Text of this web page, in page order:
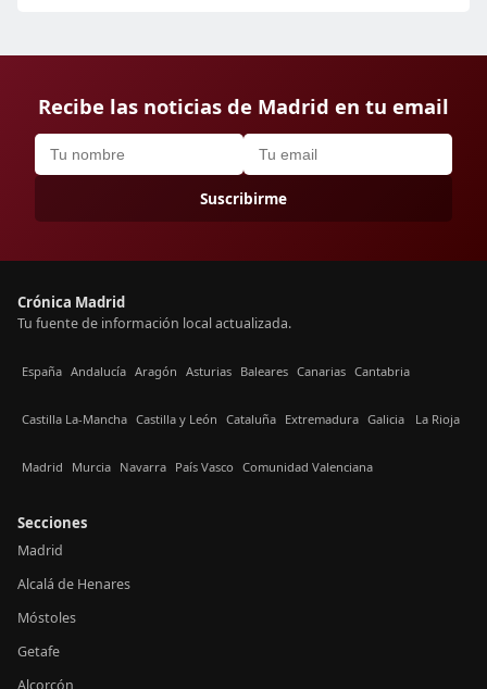
Recibe las noticias de Madrid en tu email
Suscribirme
Crónica Madrid
Tu fuente de información local actualizada.
España Andalucía Aragón Asturias Baleares Canarias Cantabria
Castilla La-Mancha Castilla y León Cataluña Extremadura Galicia La Rioja
Madrid Murcia Navarra País Vasco Comunidad Valenciana
Secciones
Madrid
Alcalá de Henares
Móstoles
Getafe